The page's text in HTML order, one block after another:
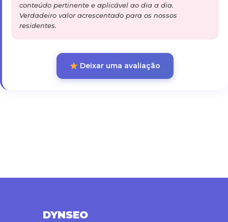
conteúdo pertinente e aplicável ao dia a dia.
Verdadeiro valor acrescentado para os nossos
residentes.
Deixar uma avaliação
DYNSEO